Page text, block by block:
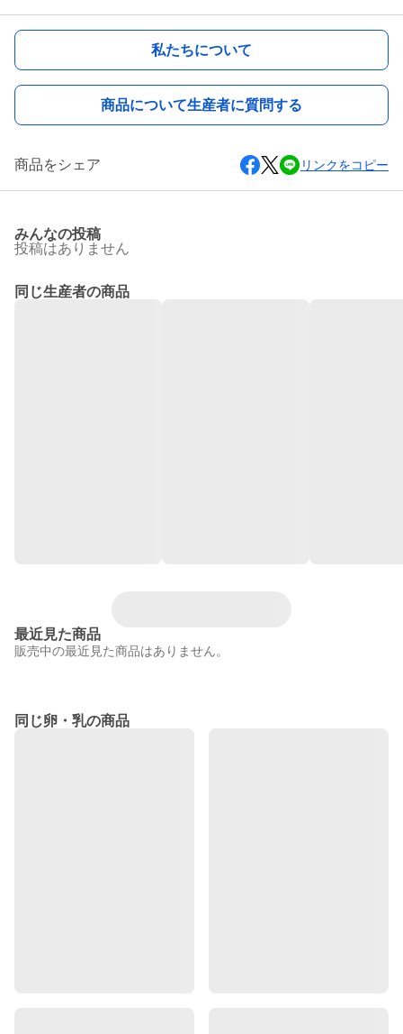
私たちについて
商品について生産者に質問する
商品をシェア リンクをコピー
みんなの投稿
投稿はありません
同じ生産者の商品
最近見た商品
販売中の最近見た商品はありません。
同じ卵・乳の商品